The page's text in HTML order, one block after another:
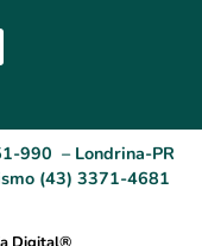
990 – Londrina-PR
(43) 3371-4681